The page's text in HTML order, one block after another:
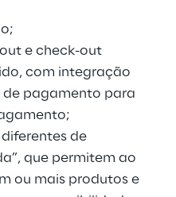
e check-out
com integração
pagamento para
de
que permitem ao
ou mais produtos e